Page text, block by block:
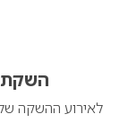
השקת DIA – לוריאל פרופסיונל